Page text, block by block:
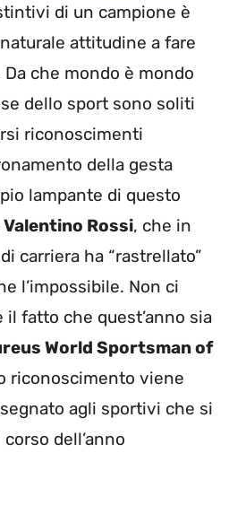
di un campione è
attitudine a fare
che mondo è mondo
dello sport sono soliti
riconoscimenti
della gesta
lampante di questo
Valentino Rossi, che in
carriera ha “rastrellato”
l’impossibile. Non ci
il fatto che quest’anno sia
World Sportsman of
riconoscimento viene
agli sportivi che si
dell’anno